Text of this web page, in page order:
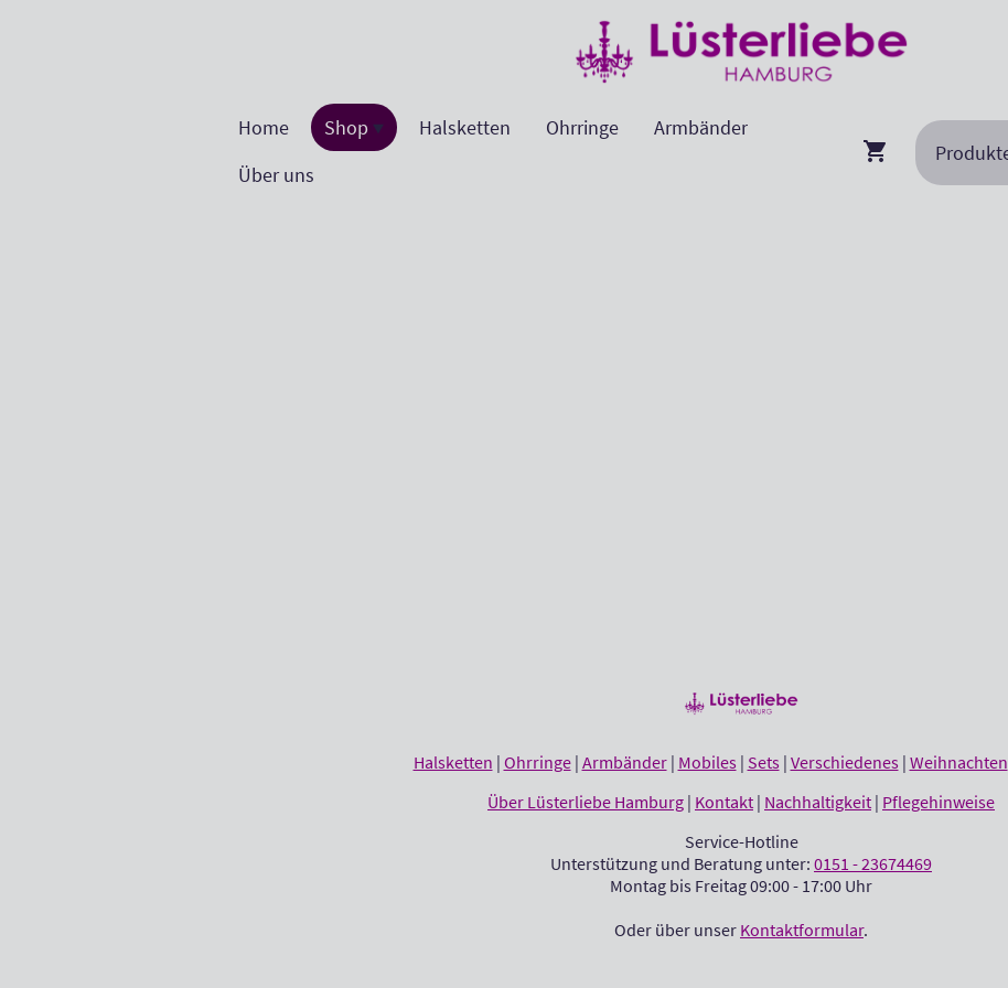
Home Shop Halsketten Ohrringe
Armbänder
Über uns
Halsketten | Ohrringe| Armbänder| Mobiles| Sets| Verschiedenes| Weihnachten
Über Lüsterliebe Hamburg | Kontakt | Nachhaltigkeit | Pflegehinweise
Service-Hotline
Unterstützung und Beratung unter: 0151 - 23674469
Montag bis Freitag 09:00 - 17:00 Uhr
Oder über unser Kontaktformular.